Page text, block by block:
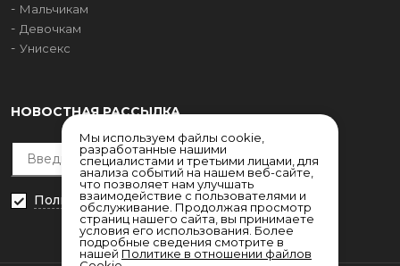
Мальчикам
Девочкам
Унисекс
НОВОСТНАЯ РАССЫЛКА
Политика конфиденциальности
Мы используем файлы cookie,
разработанные нашими
специалистами и третьими лицами, для
анализа событий на нашем веб-сайте,
что позволяет нам улучшать
взаимодействие с пользователями и
обслуживание. Продолжая просмотр
страниц нашего сайта, вы принимаете
условия его использования. Более
подробные сведения смотрите в
нашей Политике в отношении файлов